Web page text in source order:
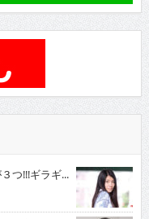
つ!!!ギラギ...